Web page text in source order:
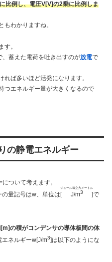
比例し、電圧V[V]の2乗に比例しま
もわかりますね。
す。
、蓄えた電荷を吐き出すのが放電で
ば多いほど活発になります。
つエネルギー量が大きくなるので
の静電エネルギー
について考えます。
量記号はw、単位は[ J/m3
ジュール毎立方メートル
]で
の積がコンデンサの導体板間の体
エネルギーw[J/m3]は以下のようにな